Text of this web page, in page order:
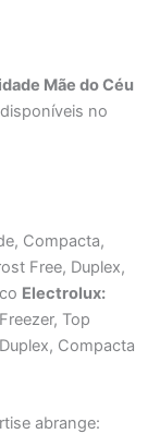
Mãe do Céu
no
Compacta,
Free, Duplex,
Electrolux:
Top
Compacta
abrange: